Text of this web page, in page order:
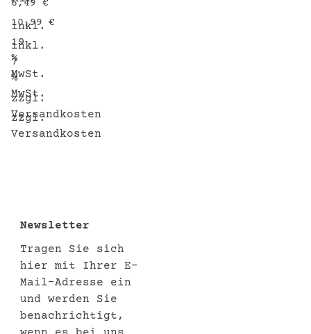
6,49 €
inkl.
19
%
MwSt.
zzgl.
Versandkosten
10,99 €
inkl.
7
%
MwSt.
zzgl.
Versandkosten
Newsletter
Tragen Sie sich
hier mit Ihrer E-
Mail-Adresse ein
und werden Sie
benachrichtigt,